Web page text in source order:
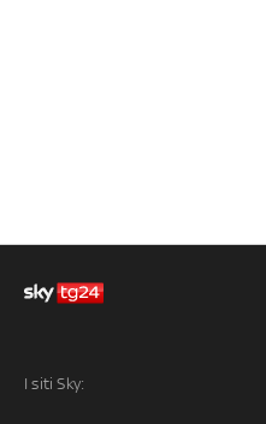
I siti Sky: